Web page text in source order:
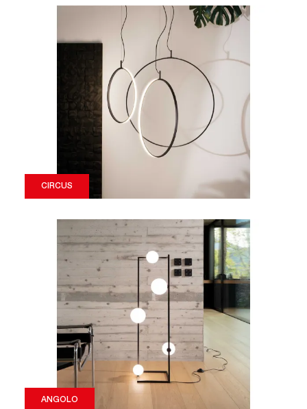
CIRCUS
ANGOLO